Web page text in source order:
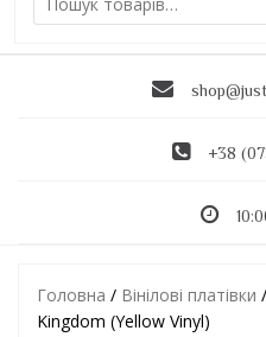
Ш
+38
Головна / Вінілові платівки /
Kingdom (Yellow Vinyl)